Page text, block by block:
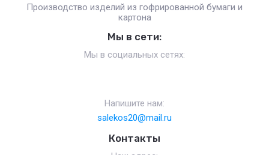
Производство изделий из гофрированной бумаги и
картона
Мы в сети:
Мы в социальных сетях:
Напишите нам:
salekos20@mail.ru
Контакты